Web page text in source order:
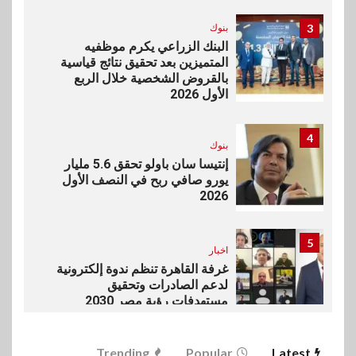
3 بنوك
البنك الزراعي يكرم موظفيه
المتميزين بعد تحقيق نتائج قياسية
بالقروض الشخصية خلال الربع
الأول 2026
4
بنوك
إنتيسا سان باولو تحقق 5.6 مليار
يورو صافي ربح في النصف الأول
2026
5
اخبار
غرفة القاهرة تنظم ندوة إلكترونية
لدعم الصادرات وتحقيق
مستهدفات رؤية مصر 2030
6
Latest
Popular
Trending